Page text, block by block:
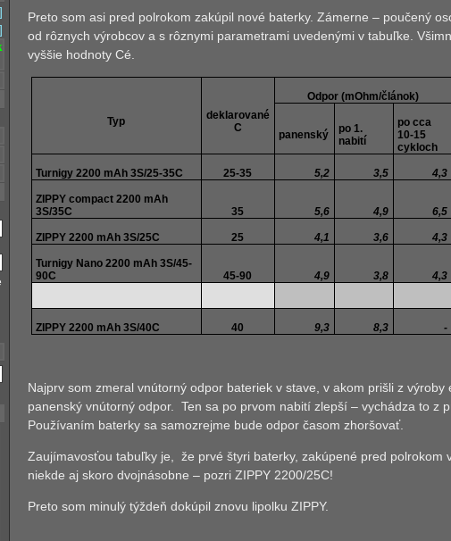
Preto som asi pred polrokom zakúpil nové baterky. Zámerne – poučený
od rôznych výrobcov a s rôznymi parametrami uvedenými v tabuľke.
vyššie hodnoty Cé.
Typ
deklarované
C
Odpor (mOhm/článok)
panenský
po 1.
nabití
po cca
10-15
cykloch
Turnigy 2200 mAh 3S/25-35C 25-35 5,2 3,5 4,3
ZIPPY compact 2200 mAh
3S/35C
35 5,6 4,9 6,5
ZIPPY 2200 mAh 3S/25C 25 4,1 3,6 4,3
Turnigy Nano 2200 mAh 3S/45-
90C
45-90 4,9 3,8 4,3
ZIPPY 2200 mAh 3S/40C 40 9,3 8,3 -
Najprv som zmeral vnútorný odpor bateriek v stave, v akom prišli z
panenský vnútorný odpor.
Ten sa po prvom nabití zlepší – vychádza to z
Používaním baterky sa samozrejme bude odpor časom zhoršovať.
Zaujímavosťou tabuľky je,
že prvé štyri baterky, zakúpené pred polrokom
niekde aj skoro dvojnásobne – pozri ZIPPY 2200/25C!
Preto som minulý týždeň dokúpil znovu lipolku ZIPPY.